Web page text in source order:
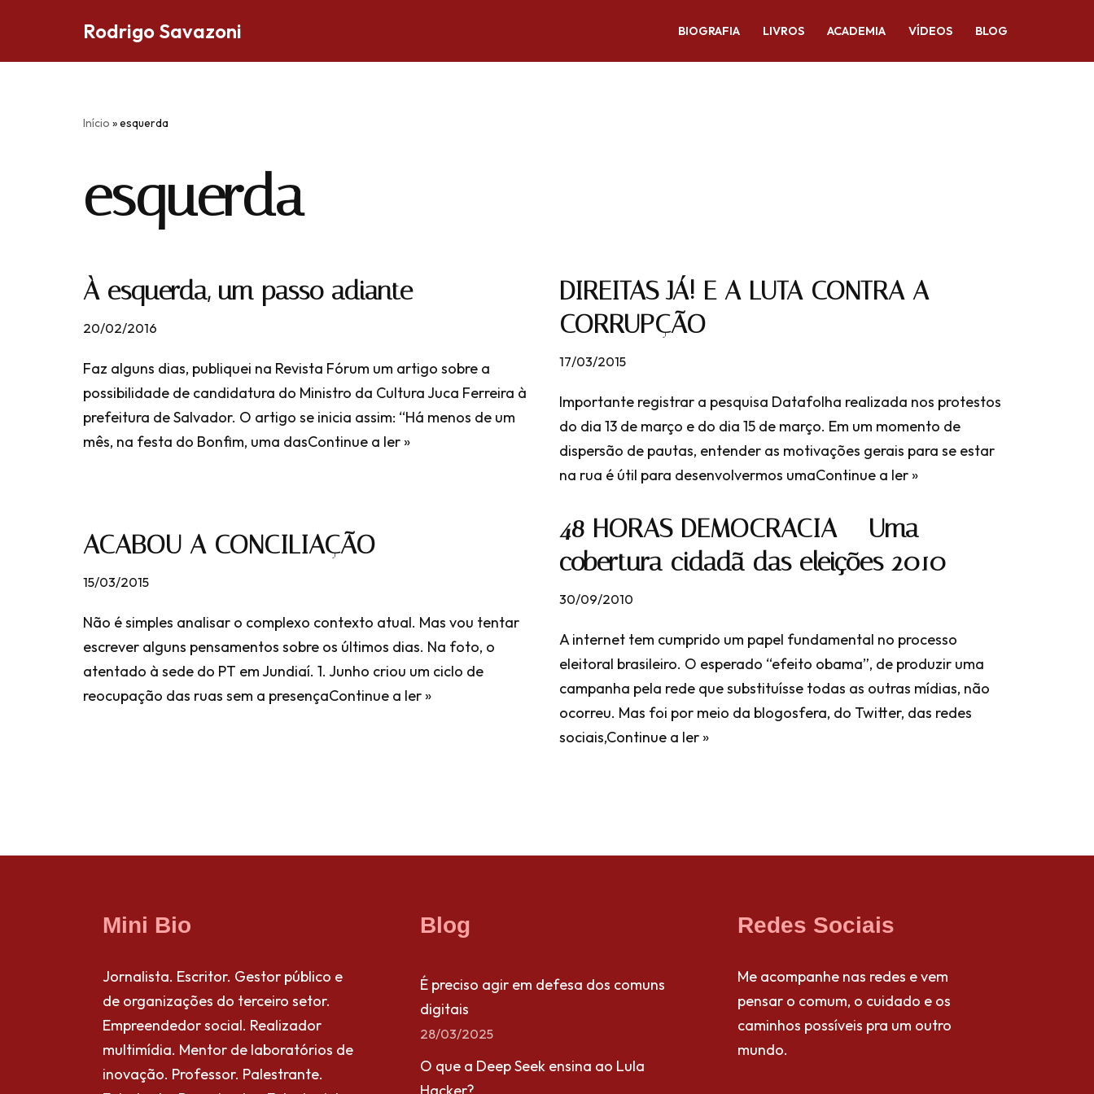
Rodrigo Savazoni BIOGRAFIA LIVROS ACADEMIA VÍDEOS BLOG
Início »esquerda
esquerda
À esquerda, um passo adiante
20/02/2016
Faz alguns dias, publiquei na Revista Fórum um artigo sobre a
possibilidade de candidatura do Ministro da Cultura Juca Ferreira à
prefeitura de Salvador. O artigo se inicia assim: “Há menos de um
mês, na festa do Bonfim, uma dasContinue a ler »
DIREITAS JÁ! E A LUTA CONTRA A
CORRUPÇÃO
17/03/2015
Importante registrar a pesquisa Datafolha realizada nos protestos
do dia 13 de março e do dia 15 de março. Em um momento de
dispersão de pautas, entender as motivações gerais para se estar
na rua é útil para desenvolvermos umaContinue a ler »
ACABOU A CONCILIAÇÃO
15/03/2015
Não é simples analisar o complexo contexto atual. Mas vou tentar
escrever alguns pensamentos sobre os últimos dias. Na foto, o
atentado à sede do PT em Jundiaí. 1. Junho criou um ciclo de
reocupação das ruas sem a presençaContinue a ler »
48 HORAS DEMOCRACIA – Uma
cobertura cidadã das eleições 2010
30/09/2010
A internet tem cumprido um papel fundamental no processo
eleitoral brasileiro. O esperado “efeito obama”, de produzir uma
campanha pela rede que substituísse todas as outras mídias, não
ocorreu. Mas foi por meio da blogosfera, do Twitter, das redes
sociais,Continue a ler »
Mini Bio
Jornalista. Escritor. Gestor público e
de organizações do terceiro setor.
Empreendedor social. Realizador
multimídia. Mentor de laboratórios de
inovação. Professor. Palestrante.
Blog
É preciso agir em defesa dos comuns
digitais
28/03/2025
O que a Deep Seek ensina ao Lula
Redes Sociais
Me acompanhe nas redes e vem
pensar o comum, o cuidado e os
caminhos possíveis pra um outro
mundo.